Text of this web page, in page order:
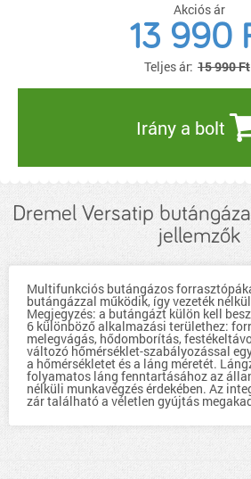
Akciós ár
13 990
Teljes ár: 15 990 Ft
Irány a bolt
Dremel Versatip
jellemzők
Multifunkciós butángázos
butángázzal működik, így vezeték
Megjegyzés: a butángázt külön kell
6 különböző alkalmazási területhez:
melegvágás, hődomborítás,
változó hőmérséklet-szabályozással
a hőmérsékletet és a láng méretét.
folyamatos láng fenntartásához az
nélküli munkavégzés érdekében. Az
zár található a véletlen gyújtás